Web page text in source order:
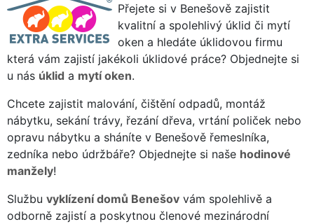
Přejete si v Benešově zajistit
kvalitní a spolehlivý úklid či mytí
oken a hledáte úklidovou firmu
která vám zajistí jakékoli úklidové práce? Objednejte si
u nás úklid a mytí oken.
Chcete zajistit malování, čištění odpadů, montáž
nábytku, sekání trávy, řezání dřeva, vrtání poliček nebo
opravu nábytku a sháníte v Benešově řemeslníka,
zedníka nebo údržbáře? Objednejte si naše hodinové
manžely!
Službu vyklízení domů Benešov vám spolehlivě a
odborně zajistí a poskytnou členové mezinárodní